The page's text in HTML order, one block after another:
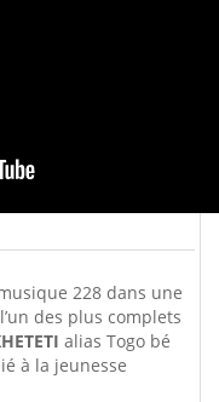
228 dans une
des plus complets
alias Togo bé
à la jeunesse